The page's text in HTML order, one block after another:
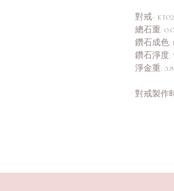
對戒-
總石重:
鑽石成色:
鑽石淨度:
淨金重:
對戒製作